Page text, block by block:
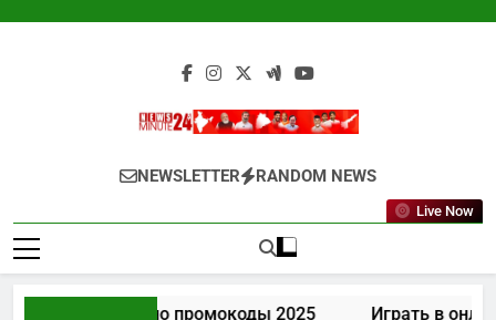
Newsminute24
Get All Updated Telugu News
NEWSLETTER RANDOM NEWS
Live Now
Лев казино промокоды 2025 Играть в